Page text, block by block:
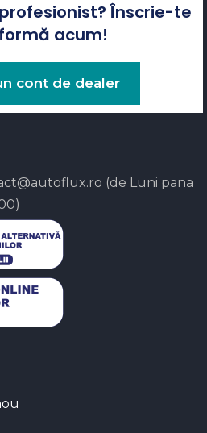
Înscrie-te
acum!
cont de dealer
(de Luni pana